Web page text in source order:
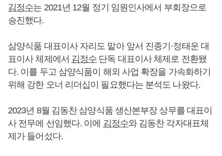
김정수는 2021년 12월 정기 임원인사에서 부회장으로
승진했다.
삼양식품 대표이사 자리도 맡아 앞서 진종기·정태운 대
표이사 체제에서 김정수 단독 대표이사 체제로 전환됐
다. 이를 두고 삼양식품이 해외 사업 확장을 가속화하기
위해 강한 오너 리더십이 필요했다는 분석도 나왔다.
2023년 8월 김동찬 삼양식품 생산본부장 상무를 대표이
사 전무에 선임했다. 이에 김정수와 김동찬 각자대표체
제가 들어섰다.